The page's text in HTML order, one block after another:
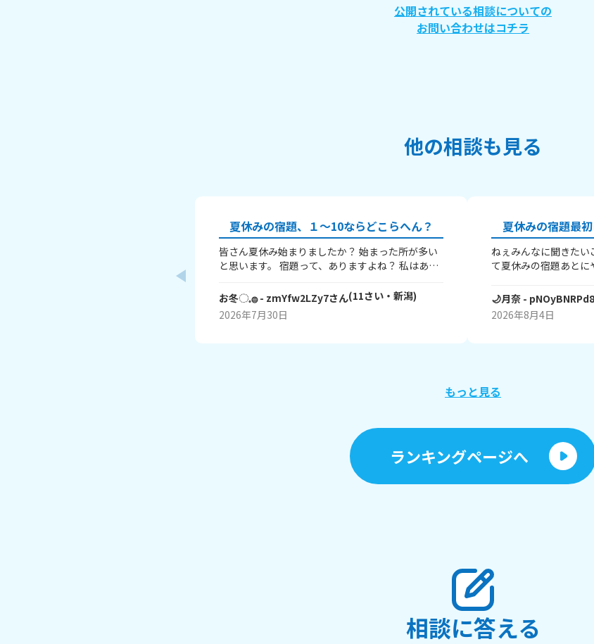
公開されている相談についての
お問い合わせはコチラ
他の相談も見る
夏休みの宿題、１～10ならどこらへん？
皆さん夏休み始まりましたか？ 始まった所が多い
と思います。 宿題って、ありますよね？ 私はあり
したか？ 1はまだ終わってないで、10は全部終わ
ったということです！ 私は6です！ワークと習字と
絵が残ってるので！ みなさんも教えてください！
お冬◌𓈒𓐍- zmYfw2LZy7さん(11さい・ 新潟)
2026年7月30日
夏休みの宿題最
ねぇみんなに聞きた
て夏休みの宿題あと
す！みんなのいけん
その理由も聞きたいで
🌙月奈 - pNOyBNRPd8
2026年8月4日
もっと見る
ランキングページへ
相談に答える